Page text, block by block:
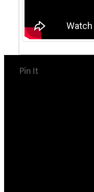
Pin It